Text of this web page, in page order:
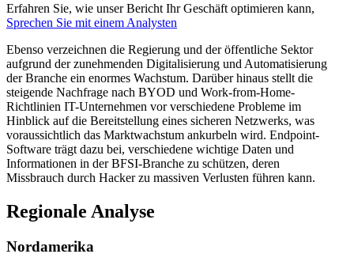
Erfahren Sie, wie unser Bericht Ihr Geschäft optimieren kann,
Sprechen Sie mit einem Analysten
Ebenso verzeichnen die Regierung und der öffentliche Sektor
aufgrund der zunehmenden Digitalisierung und Automatisierung
der Branche ein enormes Wachstum. Darüber hinaus stellt die
steigende Nachfrage nach BYOD und Work-from-Home-
Richtlinien IT-Unternehmen vor verschiedene Probleme im
Hinblick auf die Bereitstellung eines sicheren Netzwerks, was
voraussichtlich das Marktwachstum ankurbeln wird. Endpoint-
Software trägt dazu bei, verschiedene wichtige Daten und
Informationen in der BFSI-Branche zu schützen, deren
Missbrauch durch Hacker zu massiven Verlusten führen kann.
Regionale Analyse
Nordamerika